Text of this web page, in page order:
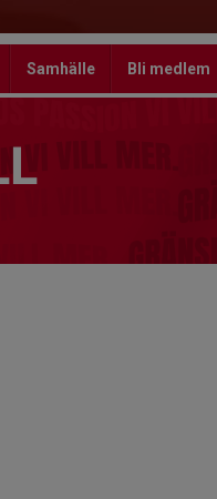
Samhälle Bli medlem